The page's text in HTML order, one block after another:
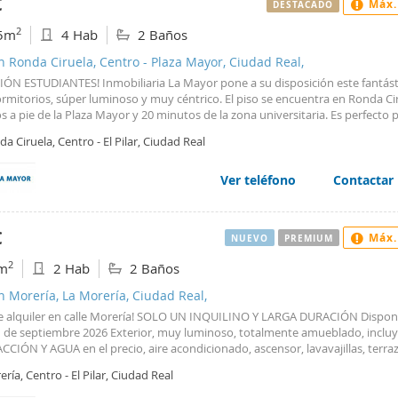
haz realidad tus sueños viviendo aquí donde cada rincón tiene su
no solo será un lugar donde habitarás sino también crearás recuerdos
Lo que más amo de mi casa es con quien la comparto. Compártela con
2 4 Hab 2 Baños
Ronda Ciruela, Centro - Plaza Mayor, Ciudad Real,
ESTUDIANTES! Inmobiliaria La Mayor pone a su disposición este
súper luminoso y muy céntrico. El piso se encuentra en Ronda
a pie de la Plaza Mayor y 20 minutos de la zona universitaria. Es perfecto
a mitad de camino entre el Hospital General y la facultad. Lo más
* Calefacción * Agua No incluye: *Electricidad *Wifi ¿Te interesa? No dudes
una cita con nuestra inmobiliaria.
Ciruela, Centro - El Pilar, Ciudad Real
Ver teléfono Contactar
DESTACADO
2 2 Hab 2 Baños
Morería, La Morería, Ciudad Real,
alquiler en calle Morería! SOLO UN INQUILINO Y LARGA DURACIÓN
de septiembre 2026 Exterior, muy luminoso, totalmente amueblado,
Y AGUA en el precio, aire acondicionado, ascensor, lavavajillas,
Te lo enseñamos en Inmobiliaria La Mayor, estamos en la plaza del
Centro - El Pilar, Ciudad Real
NUEVO PREMIUM